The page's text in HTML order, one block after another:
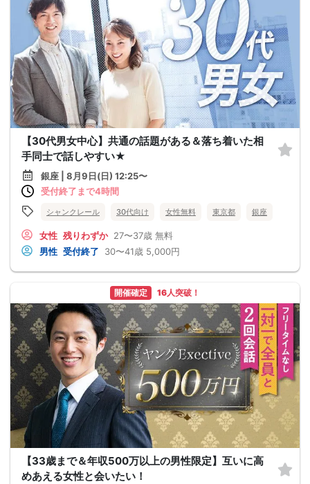
【30代男女中心】共通の話題がある＆落ち着いた相
手同士で話しやすい★
銀座 | 8月9日(日) 12:25〜
受付終了まで4時間
シャンクレール 30代向け 女性無料 東京都 銀座
女性 残りわずか 27〜37歳 無料
男性 受付終了 30〜41歳 5,000円
開催確定 16人突破！
【33歳まで＆年収500万以上の男性限定】互いに高
めあえる女性と会いたい！